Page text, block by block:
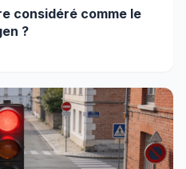
considéré comme le
?